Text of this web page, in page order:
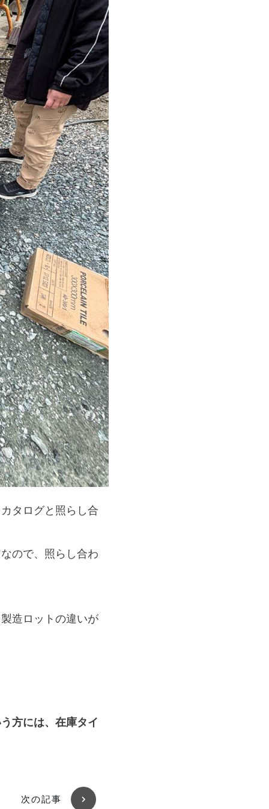
タログと照らし合
ので、照らし合わ
造ロットの違いが
方には、在庫タイ
次の記事